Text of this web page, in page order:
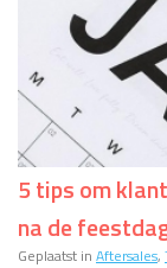
5 tips om
na de
Geplaatst in Aftersales,